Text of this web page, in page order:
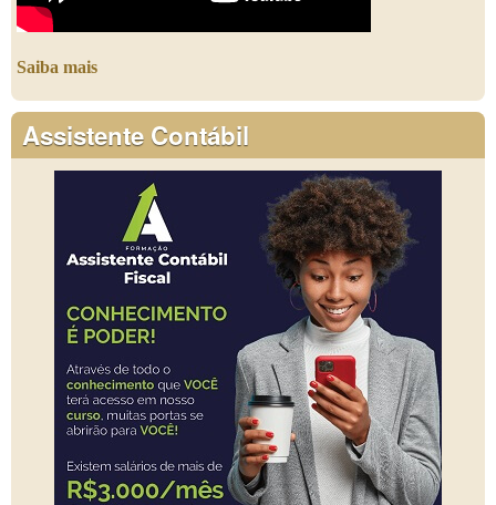
Saiba mais
Assistente Contábil